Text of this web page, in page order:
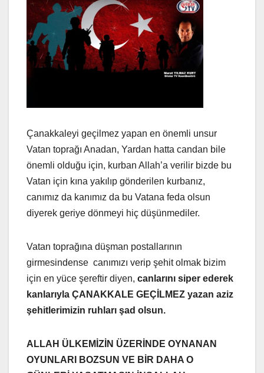
Çanakkaleyi geçilmez yapan en önemli unsur
Vatan toprağı Anadan, Yardan hatta candan bile
önemli olduğu için, kurban Allah’a verilir bizde bu
Vatan için kına yakılıp gönderilen kurbanız,
canımız da kanımız da bu Vatana feda olsun
diyerek geriye dönmeyi hiç düşünmediler.
Vatan toprağına düşman postallarının
girmesindense canımızı verip şehit olmak bizim
için en yüce şereftir diyen, canlarını siper ederek
kanlarıyla ÇANAKKALE GEÇİLMEZ yazan aziz
şehitlerimizin ruhları şad olsun.
ALLAH ÜLKEMİZİN ÜZERİNDE OYNANAN
OYUNLARI BOZSUN VE BİR DAHA O